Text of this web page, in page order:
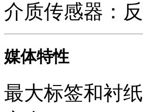
介质传感器：
媒体特性
最大标签和衬